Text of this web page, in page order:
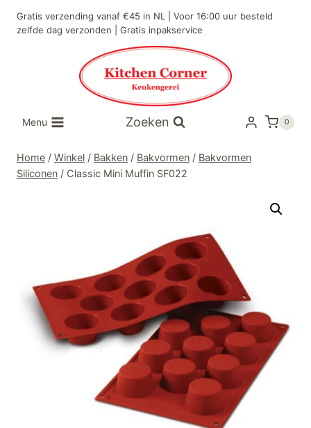
naar
Gratis verzending vanaf €45 in NL | Voor 16:00 uur besteld
zelfde dag verzonden | Gratis inpakservice
Menu Zoeken 0
Home / Winkel / Bakken / Bakvormen / Bakvormen
Siliconen / Classic Mini Muffin SF022